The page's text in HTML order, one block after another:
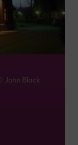
John Black